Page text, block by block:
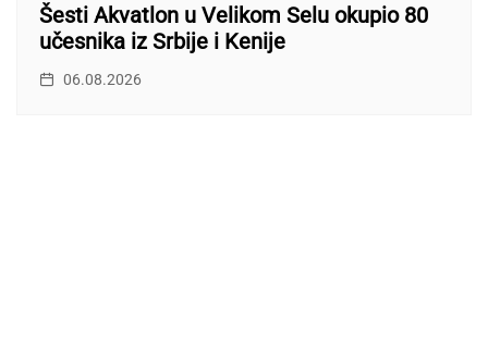
Šesti Akvatlon u Velikom Selu okupio 80
učesnika iz Srbije i Kenije
06.08.2026